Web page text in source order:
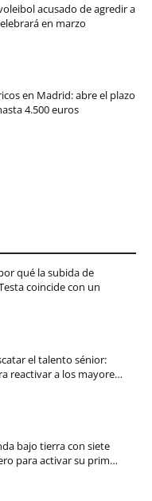
acusado de agredir a
en marzo
en Madrid: abre el plazo
4.500 euros
qué la subida de
coincide con un
el talento sénior:
reactivar a los mayore…
bajo tierra con siete
para activar su prim…